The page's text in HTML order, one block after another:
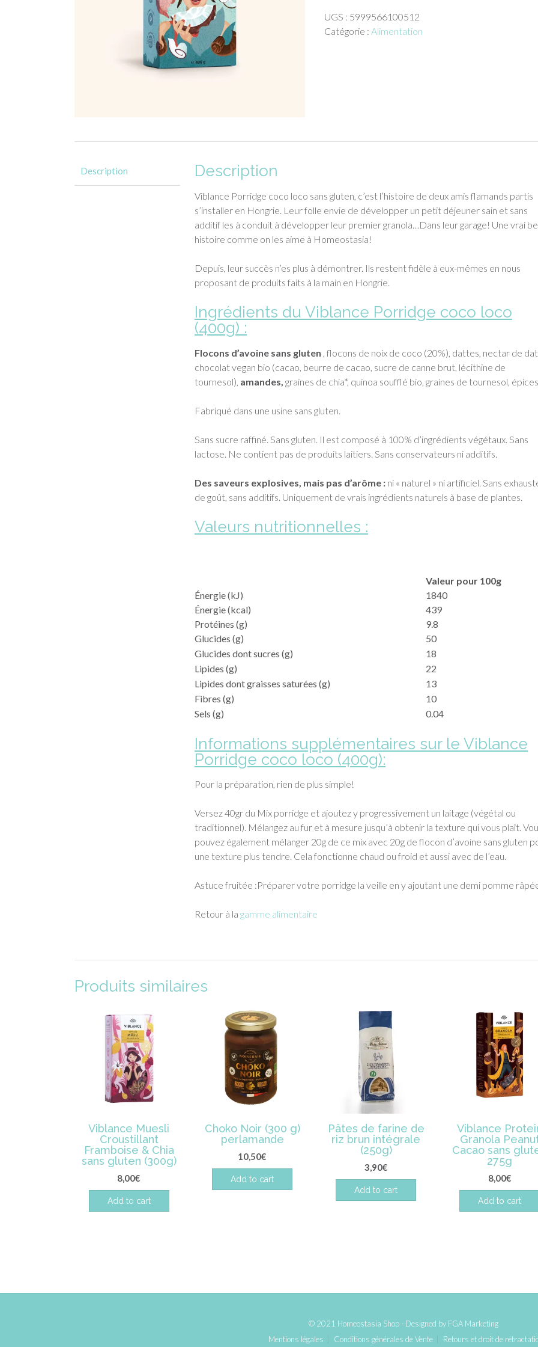
Porridge
coco
UGS : 5999566100512
Catégorie :Alimentation
Description Description
Viblance Porridge coco loco sans gluten, c’est l’histoire de deux amis flamands partis
s’installer en Hongrie. Leur folle envie de développer un petit déjeuner sain et sans
additif les à conduit à développer leur premier granola…Dans leur garage! Une vrai
histoire comme on les aime à Homeostasia!
Depuis, leur succès n’es plus à démontrer. Ils restent fidèle à eux-mêmes en nous
proposant de produits faits à la main en Hongrie.
Ingrédients du Viblance Porridge coco loco
(400g) :
Flocons d’avoine sans gluten , flocons de noix de coco (20%), dattes, nectar de
chocolat vegan bio (cacao, beurre de cacao, sucre de canne brut, lécithine de
tournesol), amandes,graines de chia*, quinoa soufflé bio, graines de tournesol, épices.
Fabriqué dans une usine sans gluten.
Sans sucre raffiné. Sans gluten. Il est composé à 100% d’ingrédients végétaux. Sans
lactose. Ne contient pas de produits laitiers. Sans conservateurs ni additifs.
Des saveurs explosives, mais pas d’arôme : ni « naturel » ni artificiel. Sans
de goût, sans additifs. Uniquement de vrais ingrédients naturels à base de plantes.
Valeurs nutritionnelles :
Valeur pour 100g
Énergie (kJ)
1840
Énergie (kcal)
439
Protéines (g)
9.8
Glucides (g)
50
Glucides dont sucres (g)
18
Lipides (g)
22
Lipides dont graisses saturées (g)
13
Fibres (g)
10
Sels (g)
0.04
Informations supplémentaires sur leViblance
Porridge coco loco (400g):
Pour la préparation, rien de plus simple!
Versez 40gr du Mix porridge et ajoutez y progressivement un laitage (végétal ou
traditionnel). Mélangez au fur et à mesure jusqu’à obtenir la texture qui vous plaît.
pouvez également mélanger 20g de ce mix avec 20g de flocon d’avoine sans gluten
une texture plus tendre. Cela fonctionne chaud ou froid et aussi avec de l’eau.
Astuce fruitée :Préparer votre porridge la veille en y ajoutant une demi pomme
Retour à lagamme alimentaire
Produits similaires
Viblance Muesli
Croustillant
Framboise & Chia
sans gluten (300g)
8,00€
Add to cart
Choko Noir (300 g)
perlamande
10,50€
Add to cart
Pâtes de farine de
riz brun intégrale
(250g)
3,90€
Add to cart
Viblance
Granola
Cacao sans
275g
8,00€
Add to cart
© 2021 Homeostasia Shop - Designed by FGA Marketing
Mentions légales
Conditions générales de Vente Retours et droit de